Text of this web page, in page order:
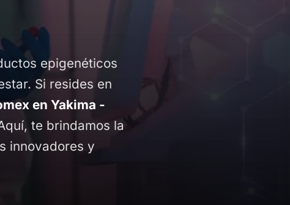
epigenéticos
Si resides en
en Yakima -
te brindamos la
innovadores y